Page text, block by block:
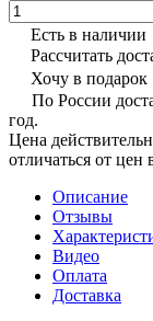
Есть в наличии
Рассчитать
Хочу в подарок
По России
год.
Цена
отличаться от
Описание
Отзывы
Видео
Оплата
Доставка